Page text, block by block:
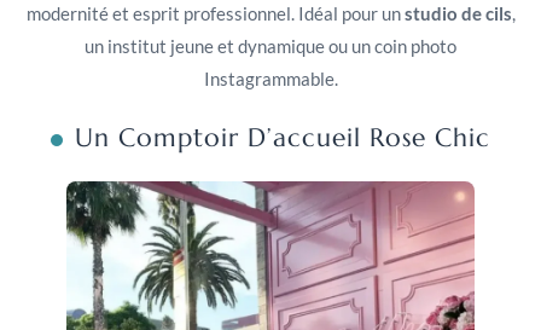
modernité et esprit professionnel. Idéal pour unstudio de cils,
un institut jeune et dynamique ou un coin photo
Instagrammable.
Un Comptoir D’accueil Rose Chic